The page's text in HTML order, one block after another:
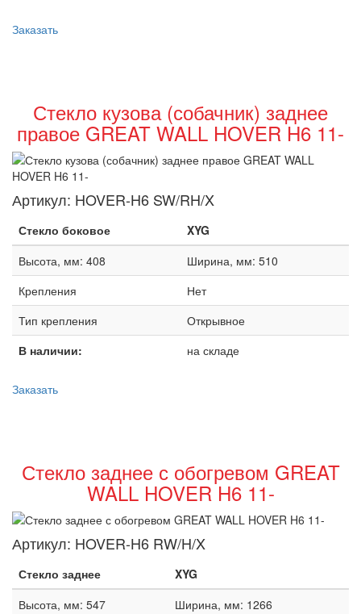
Заказать
Стекло кузова (собачник) заднее
правое GREAT WALL HOVER H6 11-
Артикул: HOVER-H6 SW/RH/X
Стекло боковое
XYG
Высота, мм: 408
Ширина, мм: 510
Крепления
Нет
Тип крепления
Открывное
В наличии:
на складе
Заказать
Стекло заднее с обогревом GREAT
WALL HOVER H6 11-
Артикул: HOVER-H6 RW/H/X
Стекло заднее
XYG
Высота, мм: 547
Ширина, мм: 1266